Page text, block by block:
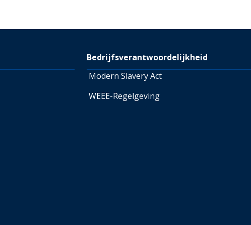
Retourneren-paginaraadplegen voor meer informatie
Bedrijfsverantwoordelijkheid
Modern Slavery Act
WEEE-Regelgeving